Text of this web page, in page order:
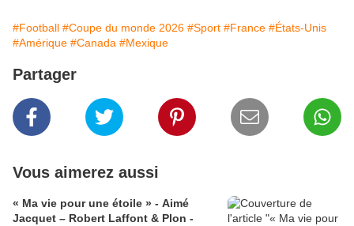
#Football #Coupe du monde 2026 #Sport #France #États-Unis
#Amérique #Canada #Mexique
Partager
Vous aimerez aussi
« Ma vie pour une étoile » - Aimé
Jacquet – Robert Laffont & Plon -